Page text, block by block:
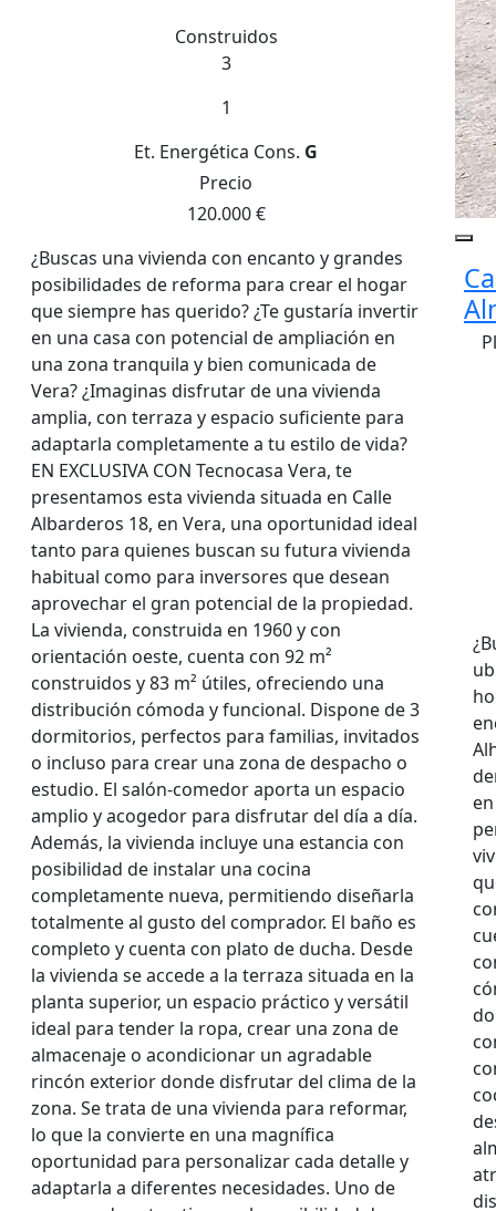
Construidos
3
1
Et. Energética Cons. G
Precio
120.000 €
¿Buscas una vivienda con encanto y grandes
posibilidades de reforma para crear el hogar
que siempre has querido? ¿Te gustaría invertir
en una casa con potencial de ampliación en
una zona tranquila y bien comunicada de
Vera? ¿Imaginas disfrutar de una vivienda
amplia, con terraza y espacio suficiente para
adaptarla completamente a tu estilo de vida?
EN EXCLUSIVA CON Tecnocasa Vera, te
presentamos esta vivienda situada en Calle
Albarderos 18, en Vera, una oportunidad ideal
tanto para quienes buscan su futura vivienda
habitual como para inversores que desean
aprovechar el gran potencial de la propiedad.
La vivienda, construida en 1960 y con
orientación oeste, cuenta con 92 m²
construidos y 83 m² útiles, ofreciendo una
distribución cómoda y funcional. Dispone de 3
dormitorios, perfectos para familias, invitados
o incluso para crear una zona de despacho o
estudio. El salón-comedor aporta un espacio
amplio y acogedor para disfrutar del día a día.
Además, la vivienda incluye una estancia con
posibilidad de instalar una cocina
completamente nueva, permitiendo diseñarla
totalmente al gusto del comprador. El baño es
completo y cuenta con plato de ducha. Desde
la vivienda se accede a la terraza situada en la
planta superior, un espacio práctico y versátil
ideal para tender la ropa, crear una zona de
almacenaje o acondicionar un agradable
rincón exterior donde disfrutar del clima de la
zona. Se trata de una vivienda para reformar,
lo que la convierte en una magnífica
oportunidad para personalizar cada detalle y
adaptarla a diferentes necesidades. Uno de